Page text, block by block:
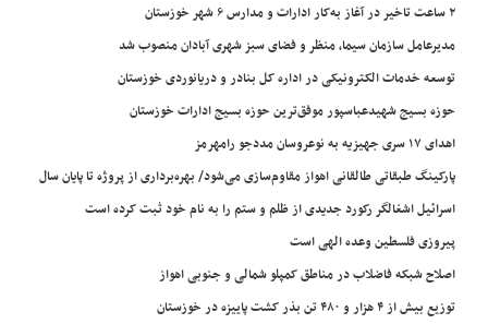
۲ ساعت تاخیر در آغاز به‌کار ادارات و مدارس ۶ شهر خوزستان
مدیرعامل سازمان سیما، منظر و فضای سبز شهری آبادان منصوب شد
توسعه خدمات الکترونیکی در اداره کل بنادر و دریانوردی خوزستان
حوزه بسیج شهیدعباسپور موفق‌ترین حوزه بسیج ادارات خوزستان
اهدای ۱۷ سری جهیزیه به نوعروسان مددجو رامهرمز
پارکینگ طبقاتی طالقانی اهواز مقاوم‌سازی می‌شود/ بهره‌برداری از پروژه تا پایان سال
اسرائیل اشغالگر رکورد جدیدی از ظلم و ستم را به نام خود ثبت کرده است
پیروزی فلسطین وعده الهی است
اصلاح شبکه فاضلاب در مناطق کمپلو شمالی و جنوبی اهواز
توزیع بیش از ۴ هزار و ۴۸۰ تن بذر کشت پاییزه در خوزستان